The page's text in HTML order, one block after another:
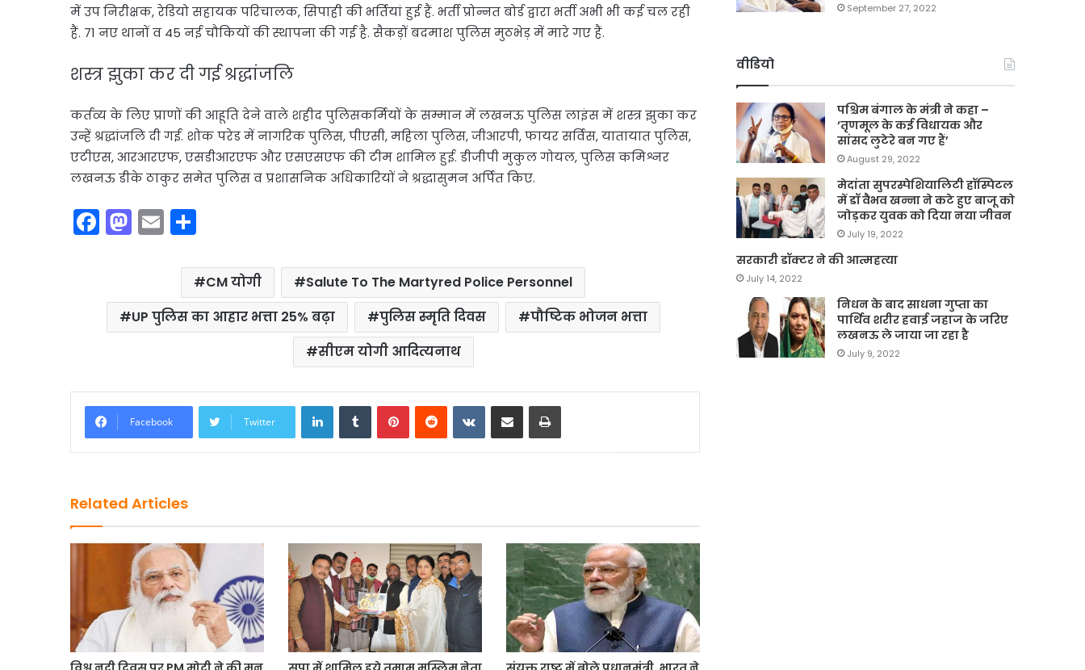
में उप निरीक्षक, रेडियो सहायक परिचालक, सिपाही की भर्तियां हुई हैं. भर्ती प्रोन्नत बोर्ड द्वारा भर्ती अभी भी कई चल रही
हैं. 71 नए थानों व 45 नई चौकियों की स्थापना की गई है. सैकड़ों बदमाश पुलिस मुठभेड़ में मारे गए हैं.
शस्त्र झुका कर दी गई श्रद्धांजलि
कर्तव्य के लिए प्राणों की आहूति देने वाले शहीद पुलिसकर्मियों के सम्मान में लखनऊ पुलिस लाइंस में शस्त्र झुका कर
उन्हें श्रद्धांजलि दी गई. शोक परेड में नागरिक पुलिस, पीएसी, महिला पुलिस, जीआरपी, फायर सर्विस, यातायात पुलिस,
एटीएस, आरआरएफ, एसडीआरएफ और एसएसएफ की टीम शामिल हुई. डीजीपी मुकुल गोयल, पुलिस कमिश्नर
लखनऊ डीके ठाकुर समेत पुलिस व प्रशासनिक अधिकारियों ने श्रद्धासुमन अर्पित किए.
F
a
e
b
k
M
a
o
d
E
m
ai
l
ar
eCM योगी
Salute To The Martyred Police Personnel
UP पुलिस का आहार भत्ता 25% बढ़ा
पुलिस स्मृति दिवस
पौष्टिक भोजन भत्ता
सीएम योगी आदित्यनाथ
Facebook Twitter
LinkedInTumblrPinterestReddit VKontakte
Share via Email Print
Related Articles
September 27, 2022
वीडियो
पश्चिम बंगाल के मंत्री ने कहा –
‘तृणमूल के कई विधायक और
सांसद लुटेरे बन गए हैं’
August 29, 2022
मेदांता सुपरस्पेशियालिटी हॉस्पिटल
में डॉ वैभव खन्ना ने कटे हुए बाजू को
जोड़कर युवक को दिया नया जीवन
July 19, 2022
सरकारी डॉक्टर ने की आत्महत्या
July 14, 2022
निधन के बाद साधना गुप्ता का
पार्थिव शरीर हवाई जहाज के जरिए
लखनऊ ले जाया जा रहा है
July 9, 2022